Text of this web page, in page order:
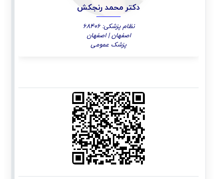
دکتر محمد رنجکش
نظام پزشکی: 68406
اصفهان | اصفهان
پزشک عمومی